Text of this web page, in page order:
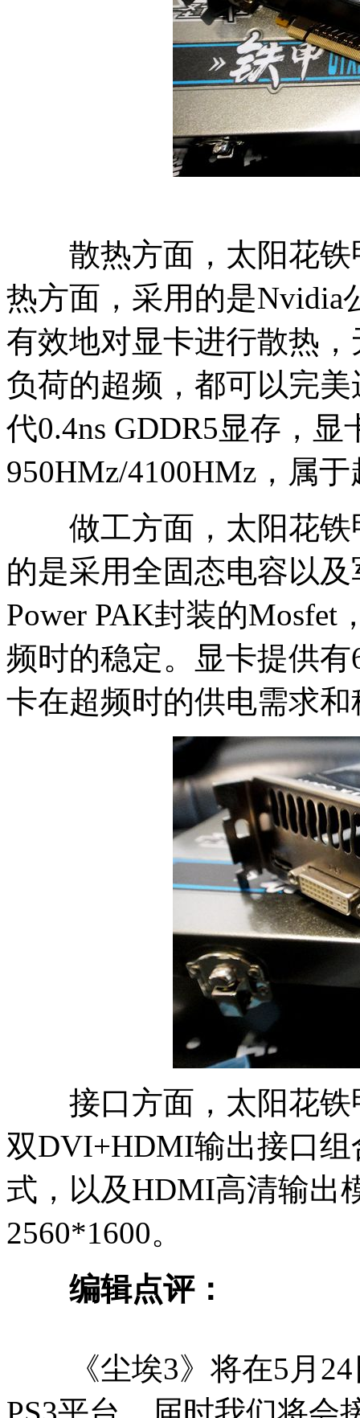
散热方面，太阳花铁
热方面，采用的是Nvidia
有效地对显卡进行散热
负荷的超频，都可以完
代0.4ns GDDR5显存，
950HMz/4100HMz，属
做工方面，太阳花铁
的是采用全固态电容以
Power PAK封装的
频时的稳定。显卡提供
卡在超频时的供电需求和
接口方面，太阳花铁
双DVI+HDMI输出接口
式，以及HDMI高清输出
2560*1600。
编辑点评：
《尘埃3》将在5月24